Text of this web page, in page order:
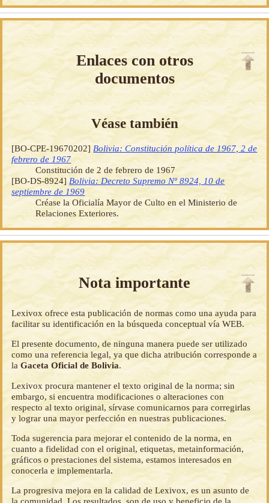
Enlaces con otros
documentos
Véase también
[BO-CPE-19670202] Bolivia: Constitución política de 1967, 2 de
febrero de 1967
Constitución de 2 de febrero de 1967
[BO-DS-8924] Bolivia: Decreto Supremo Nº 8924, 10 de
septiembre de 1969
Créase la Oficialía Mayor de Culto en el Ministerio de
Relaciones Exteriores.
Nota importante
Lexivox ofrece esta publicación de normas como una ayuda para
facilitar su identificación en la búsqueda conceptual vía WEB.
El presente documento, de ninguna manera puede ser utilizado
como una referencia legal, ya que dicha atribución corresponde a
laGaceta Oficial de Bolivia.
Lexivox procura mantener el texto original de la norma; sin
embargo, si encuentra modificaciones o alteraciones con
respecto al texto original, sírvase comunicarnos para corregirlas
y lograr una mayor perfección en nuestras publicaciones.
Toda sugerencia para mejorar el contenido de la norma, en
cuanto a fidelidad con el original, etiquetas, metainformación,
gráficos o prestaciones del sistema, estamos interesados en
conocerla e implementarla.
La progresiva mejora en la calidad de Lexivox, es un asunto de